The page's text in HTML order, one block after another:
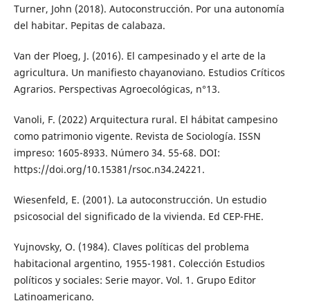
Turner, John (2018). Autoconstrucción. Por una autonomía
del habitar. Pepitas de calabaza.
Van der Ploeg, J. (2016). El campesinado y el arte de la
agricultura. Un manifiesto chayanoviano. Estudios Críticos
Agrarios. Perspectivas Agroecológicas, n°13.
Vanoli, F. (2022) Arquitectura rural. El hábitat campesino
como patrimonio vigente. Revista de Sociología. ISSN
impreso: 1605-8933. Número 34. 55-68. DOI:
https://doi.org/10.15381/rsoc.n34.24221.
Wiesenfeld, E. (2001). La autoconstrucción. Un estudio
psicosocial del significado de la vivienda. Ed CEP-FHE.
Yujnovsky, O. (1984). Claves políticas del problema
habitacional argentino, 1955-1981. Colección Estudios
políticos y sociales: Serie mayor. Vol. 1. Grupo Editor
Latinoamericano.